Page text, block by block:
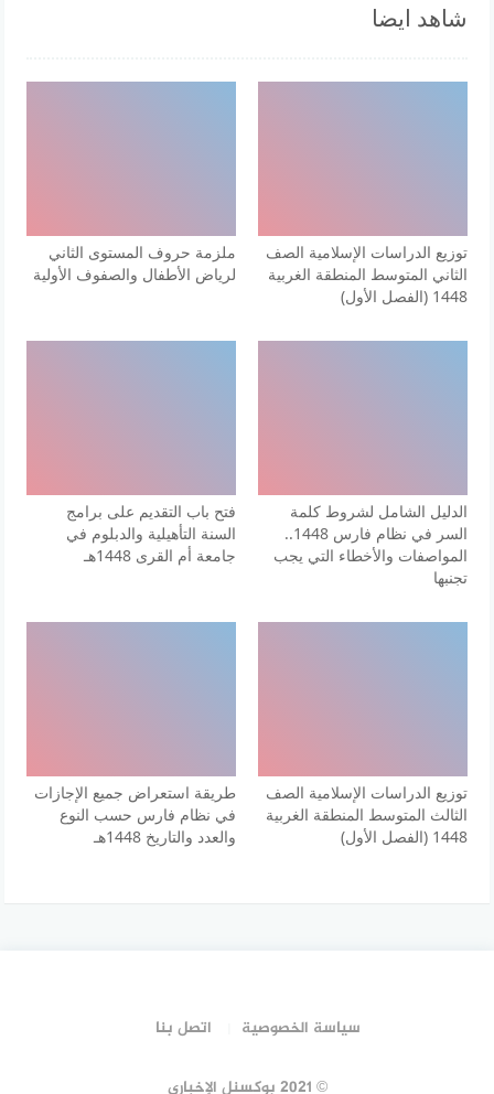
شاهد ايضا
توزيع الدراسات الإسلامية الصف
الثاني المتوسط المنطقة الغربية
1448 (الفصل الأول)
ملزمة حروف المستوى الثاني
لرياض الأطفال والصفوف الأولية
الدليل الشامل لشروط كلمة
السر في نظام فارس 1448..
المواصفات والأخطاء التي يجب
تجنبها
فتح باب التقديم على برامج
السنة التأهيلية والدبلوم في
جامعة أم القرى 1448هـ
توزيع الدراسات الإسلامية الصف
الثالث المتوسط المنطقة الغربية
1448 (الفصل الأول)
طريقة استعراض جميع الإجازات
في نظام فارس حسب النوع
والعدد والتاريخ 1448هـ
سياسة الخصوصية اتصل بنا
© 2021 بوكسنل الإخباري